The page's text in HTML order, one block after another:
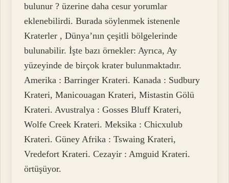
bulunur ? üzerine daha cesur yorumlar
eklenebilirdi. Burada söylenmek istenenle
Kraterler , Dünya’nın çeşitli bölgelerinde
bulunabilir. İşte bazı örnekler: Ayrıca, Ay
yüzeyinde de birçok krater bulunmaktadır.
Amerika : Barringer Krateri. Kanada : Sudbury
Krateri, Manicouagan Krateri, Mistastin Gölü
Krateri. Avustralya : Gosses Bluff Krateri,
Wolfe Creek Krateri. Meksika : Chicxulub
Krateri. Güney Afrika : Tswaing Krateri,
Vredefort Krateri. Cezayir : Amguid Krateri.
örtüşüyor.